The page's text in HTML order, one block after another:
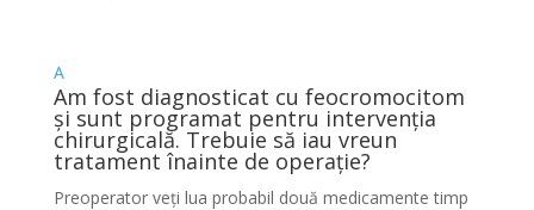
A
Am fost diagnosticat cu feocromocitom
și sunt programat pentru intervenția
chirurgicală. Trebuie să iau vreun
tratament înainte de operație?
Preoperator veți lua probabil două medicamente timp